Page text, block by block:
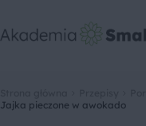
Jajka pieczone w awokado